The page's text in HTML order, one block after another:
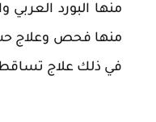
منها البورد
منها فحص وعلاج حب
في ذلك علاج